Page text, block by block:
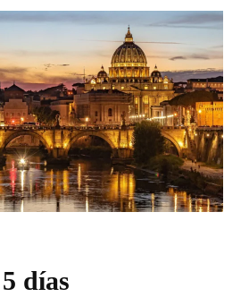
Un
Fin
De
Semana
Inolvidable
días